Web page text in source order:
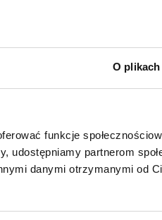
O
funkcje
udostępniamy partnerom
danymi otrzymanymi od